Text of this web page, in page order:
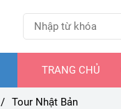
TRANG CHỦ
/ Tour Nhật Bản